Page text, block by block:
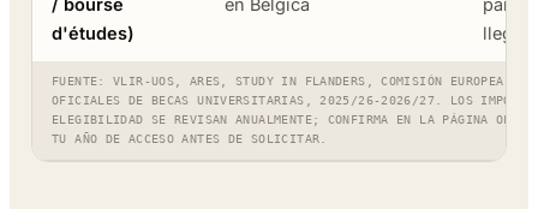
/ bourse
d'études)
en Bélgica
para
FUENTE: VLIR-UOS, ARES, STUDY IN FLANDERS, COMISIÓN EUROPEA Y
OFICIALES DE BECAS UNIVERSITARIAS, 2025/26-2026/27. LOS
ELEGIBILIDAD SE REVISAN ANUALMENTE; CONFIRMA EN LA PÁGINA
TU AÑO DE ACCESO ANTES DE SOLICITAR.